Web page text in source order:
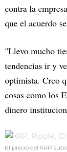
contra la
que el acuerdo
"Llevo mucho
tendencias ir y
optimista. Creo
cosas como los
dinero
El precio del XRP